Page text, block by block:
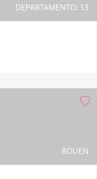
DEPARTAMENTO: 13
ROUEN